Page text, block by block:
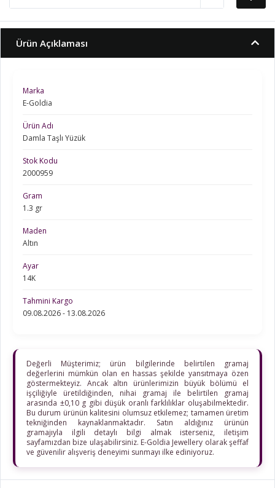
Ürün Açıklaması
Marka
E-Goldia
Ürün Adı
Damla Taşlı Yüzük
Stok Kodu
2000959
Gram
1.3 gr
Maden
Altın
Ayar
14K
Tahmini Kargo
09.08.2026 - 13.08.2026
Değerli Müşterimiz; ürün bilgilerinde belirtilen gramaj
değerlerini mümkün olan en hassas şekilde yansıtmaya özen
göstermekteyiz. Ancak altın ürünlerimizin büyük bölümü el
işçiliğiyle üretildiğinden, nihai gramaj ile belirtilen gramaj
arasında ±0,10 g gibi düşük oranlı farklılıklar oluşabilmektedir.
Bu durum ürünün kalitesini olumsuz etkilemez; tamamen üretim
tekniğinden kaynaklanmaktadır. Satın aldığınız ürünün
gramajıyla ilgili detaylı bilgi almak isterseniz, iletişim
sayfamızdan bize ulaşabilirsiniz. E-Goldia Jewellery olarak şeffaf
ve güvenilir alışveriş deneyimi sunmayı ilke ediniyoruz.